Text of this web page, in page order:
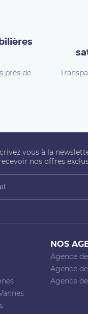
près de
vous à la
nos offres
NOS
Agence
Agence
Agence